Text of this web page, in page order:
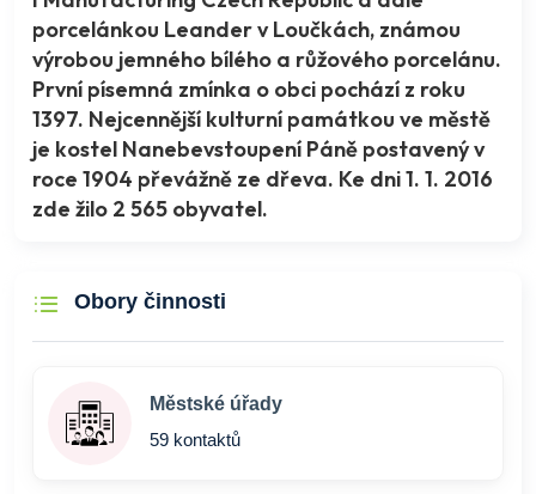
porcelánkou Leander v Loučkách, známou
výrobou jemného bílého a růžového porcelánu.
První písemná zmínka o obci pochází z roku
1397. Nejcennější kulturní památkou ve městě
je kostel Nanebevstoupení Páně postavený v
roce 1904 převážně ze dřeva. Ke dni 1. 1. 2016
zde žilo 2 565 obyvatel.
Obory činnosti
Městské úřady
59 kontaktů